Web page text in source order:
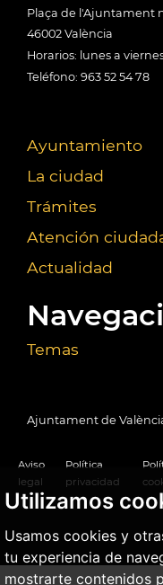
Utilizamos
Usamos cookies y
tu experiencia de
mostrarte contenidos
Plaça de l'Ajuntament
46002 València
Horarios: lunes a
Teléfono: 963 52 54 78
Ayuntamiento
La ciudad
Trámites
Atención
Actualidad
Temas
Ajuntament de
Aviso
legal
Política
privacidad